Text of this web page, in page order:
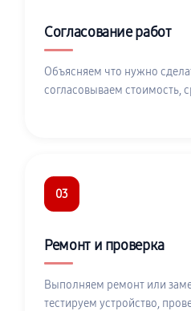
Согласование работ
Объясняем что нужно
согласовываем стоимость,
03
Ремонт и проверка
Выполняем ремонт или
тестируем устройство,